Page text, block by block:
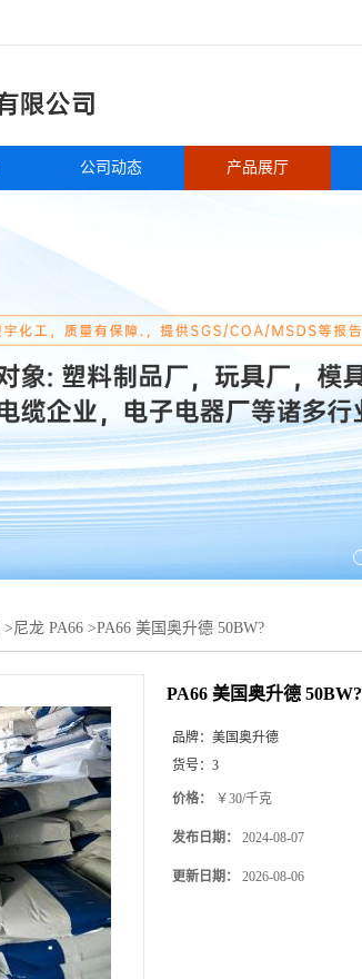
公司动态 产品展厅
>尼龙 PA66 >PA66 美国奥升德 50BW?
PA66 美国奥升德 50BW?
品牌： 美国奥升德
货号： 3
价格： ￥30/千克
发布日期： 2024-08-07
更新日期： 2026-08-06